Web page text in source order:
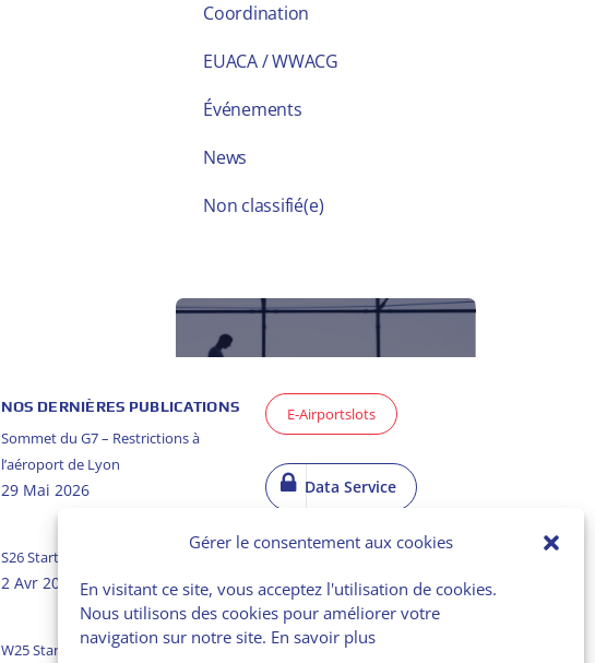
Gérer le consentement aux cookies
En visitant ce site, vous acceptez l'utilisation de cookies.
Nous utilisons des cookies pour améliorer votre
navigation sur notre site. En savoir plus
Coordination
EUACA / WWACG
Événements
News
Non classifié(e)
Être alerté
Recevoir une alerte mail
lorsqu’un nouvel article est
publié
NOS DERNIÈRES PUBLICATIONS
Sommet du G7 – Restrictions à
l’aéroport de Lyon
29 Mai 2026
S26 Start Of Season Report
2 Avr 2026
W25 Start Of Season Report
E-Airportslots
Data Service